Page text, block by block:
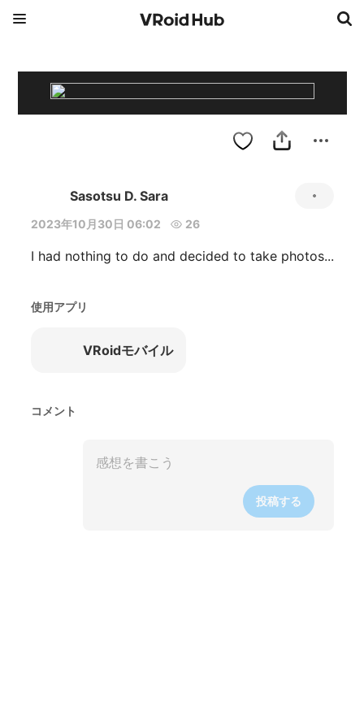
Sasotsu D. Sara
2023年10月30日 06:02 26
I had nothing to do and decided to take photos...
使用アプリ
VRoidモバイル
コメント
投稿する